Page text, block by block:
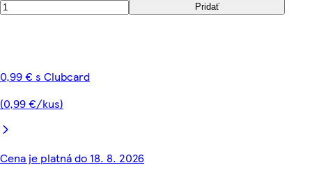
Pridať
0,99 € s Clubcard
(0,99 €/kus)
Cena je platná do 18. 8. 2026